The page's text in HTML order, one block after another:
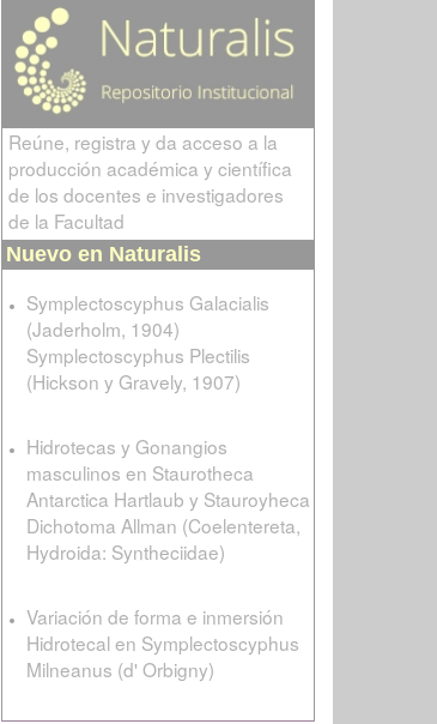
Reúne, registra y da acceso a la
producción académica y científica
de los docentes e investigadores
de la Facultad
Nuevo en Naturalis
Symplectoscyphus Galacialis
(Jaderholm, 1904)
Symplectoscyphus Plectilis
(Hickson y Gravely, 1907)
Hidrotecas y Gonangios
masculinos en Staurotheca
Antarctica Hartlaub y Stauroyheca
Dichotoma Allman (Coelentereta,
Hydroida: Syntheciidae)
Variación de forma e inmersión
Hidrotecal en Symplectoscyphus
Milneanus (d' Orbigny)